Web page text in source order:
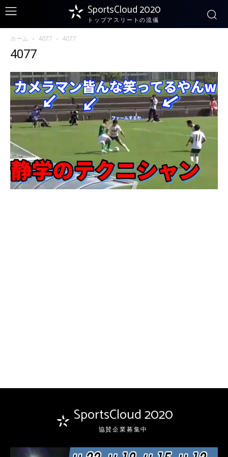
SportsCloud 2020
トップアスリートの流儀
ホーム 4077 4077
4077
SportsCloud 2020
協賛企業募集中